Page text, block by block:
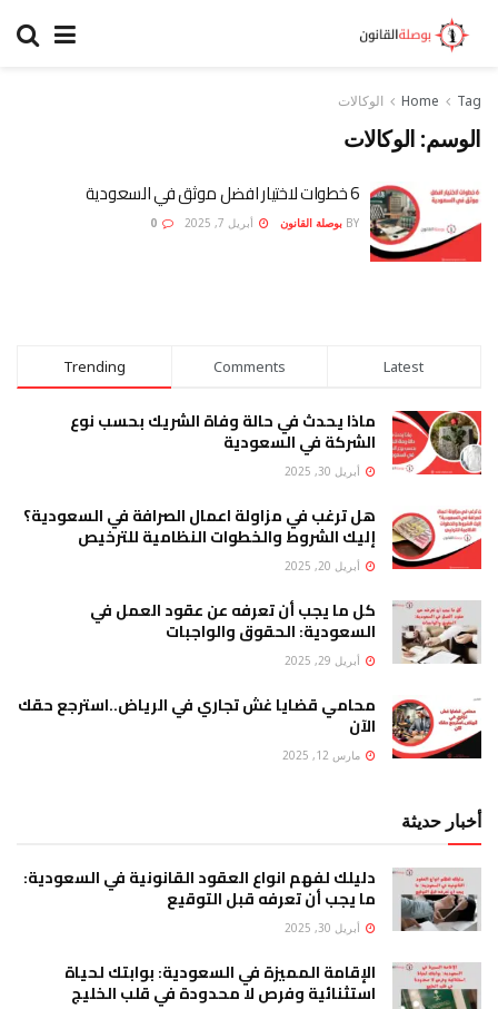
Home Tag الوكالات
الوسم: الوكالات
6 خطوات لاختيار افضل موثق في السعودية
BY بوصلة القانون أبريل 7, 2025
Trending Comments Latest
ماذا يحدث في حالة وفاة الشريك بحسب نوع
الشركة في السعودية
أبريل 30, 2025
هل ترغب في مزاولة اعمال الصرافة في السعودية؟
إليك الشروط والخطوات النظامية للترخيص
أبريل 20, 2025
كل ما يجب أن تعرفه عن عقود العمل في
السعودية: الحقوق والواجبات
أبريل 29, 2025
محامي قضايا غش تجاري في الرياض..استرجع حقك
الآن
مارس 12, 2025
أخبار حديثة
دليلك لفهم انواع العقود القانونية في السعودية:
ما يجب أن تعرفه قبل التوقيع
أبريل 30, 2025
الإقامة المميزة في السعودية: بوابتك لحياة
استثنائية وفرص لا محدودة في قلب الخليج